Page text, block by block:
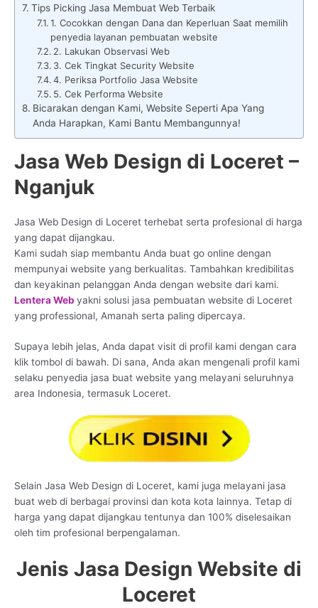
Tips Picking Jasa Membuat Web Terbaik
1. Cocokkan dengan Dana dan Keperluan Saat memilih
penyedia layanan pembuatan website
2. Lakukan Observasi Web
3. Cek Tingkat Security Website
4. Periksa Portfolio Jasa Website
5. Cek Performa Website
Bicarakan dengan Kami, Website Seperti Apa Yang
Anda Harapkan, Kami Bantu Membangunnya!
Jasa Web Design di Loceret –
Nganjuk
Jasa Web Design di Loceret terhebat serta profesional di harga
yang dapat dijangkau.
Kami sudah siap membantu Anda buat go online dengan
mempunyai website yang berkualitas. Tambahkan kredibilitas
dan keyakinan pelanggan Anda dengan website dari kami.
Lentera Web yakni solusi jasa pembuatan website di Loceret
yang professional, Amanah serta paling dipercaya.
Supaya lebih jelas, Anda dapat visit di profil kami dengan cara
klik tombol di bawah. Di sana, Anda akan mengenali profil kami
selaku penyedia jasa buat website yang melayani seluruhnya
area Indonesia, termasuk Loceret.
Selain Jasa Web Design di Loceret, kami juga melayani jasa
buat web di berbagai provinsi dan kota kota lainnya. Tetap di
harga yang dapat dijangkau tentunya dan 100% diselesaikan
oleh tim profesional berpengalaman.
Jenis Jasa Design Website di
Loceret